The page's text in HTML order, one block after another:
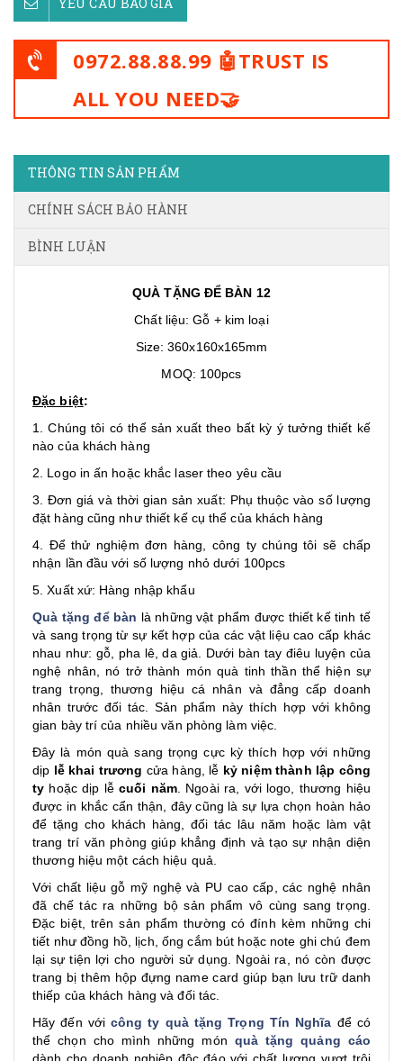
0972.88.88.99 🤖TRUST IS
ALL YOU NEED🤝
THÔNG TIN SẢN PHẨM
CHÍNH SÁCH BẢO HÀNH
BÌNH LUẬN
QUÀ TẶNG ĐỂ BÀN 12
Chất liệu: Gỗ + kim loại
Size: 360x160x165mm
MOQ: 100pcs
Đặc biệt:
1. Chúng tôi có thể sản xuất theo bất kỳ ý tưởng thiết kế
nào của khách hàng
2. Logo in ấn hoặc khắc laser theo yêu cầu
3. Đơn giá và thời gian sản xuất: Phụ thuộc vào số lượng
đặt hàng cũng như thiết kế cụ thể của khách hàng
4. Để thử nghiệm đơn hàng, công ty chúng tôi sẽ chấp
nhận lần đầu với số lượng nhỏ dưới 100pcs
5. Xuất xứ: Hàng nhập khẩu
Quà tặng để bàn là những vật phẩm được thiết kế tinh tế
và sang trọng từ sự kết hợp của các vật liệu cao cấp khác
nhau như: gỗ, pha lê, da giả. Dưới bàn tay điêu luyện của
nghệ nhân, nó trở thành món quà tinh thần thể hiện sự
trang trọng, thương hiệu cá nhân và đẳng cấp doanh
nhân trước đối tác. Sản phẩm này thích hợp với không
gian bày trí của nhiều văn phòng làm việc.
Đây là món quà sang trọng cực kỳ thích hợp với những
dịp lễ khai trương cửa hàng, lễ kỷ niệm thành lập công
ty hoặc dịp lễ cuối năm. Ngoài ra, với logo, thương hiệu
được in khắc cẩn thận, đây cũng là sự lựa chọn hoàn hảo
để tặng cho khách hàng, đối tác lâu năm hoặc làm vật
trang trí văn phòng giúp khẳng định và tạo sự nhận diện
thương hiệu một cách hiệu quả.
Với chất liệu gỗ mỹ nghệ và PU cao cấp, các nghệ nhân
đã chế tác ra những bộ sản phẩm vô cùng sang trọng.
Đặc biệt, trên sản phẩm thường có đính kèm những chi
tiết như đồng hồ, lịch, ống cắm bút hoặc note ghi chú đem
lại sự tiện lợi cho người sử dụng. Ngoài ra, nó còn được
trang bị thêm hộp đựng name card giúp bạn lưu trữ danh
thiếp của khách hàng và đối tác.
Hãy đến với công ty quà tặng Trọng Tín Nghĩa để có
thể chọn cho mình những món quà tặng quảng cáo